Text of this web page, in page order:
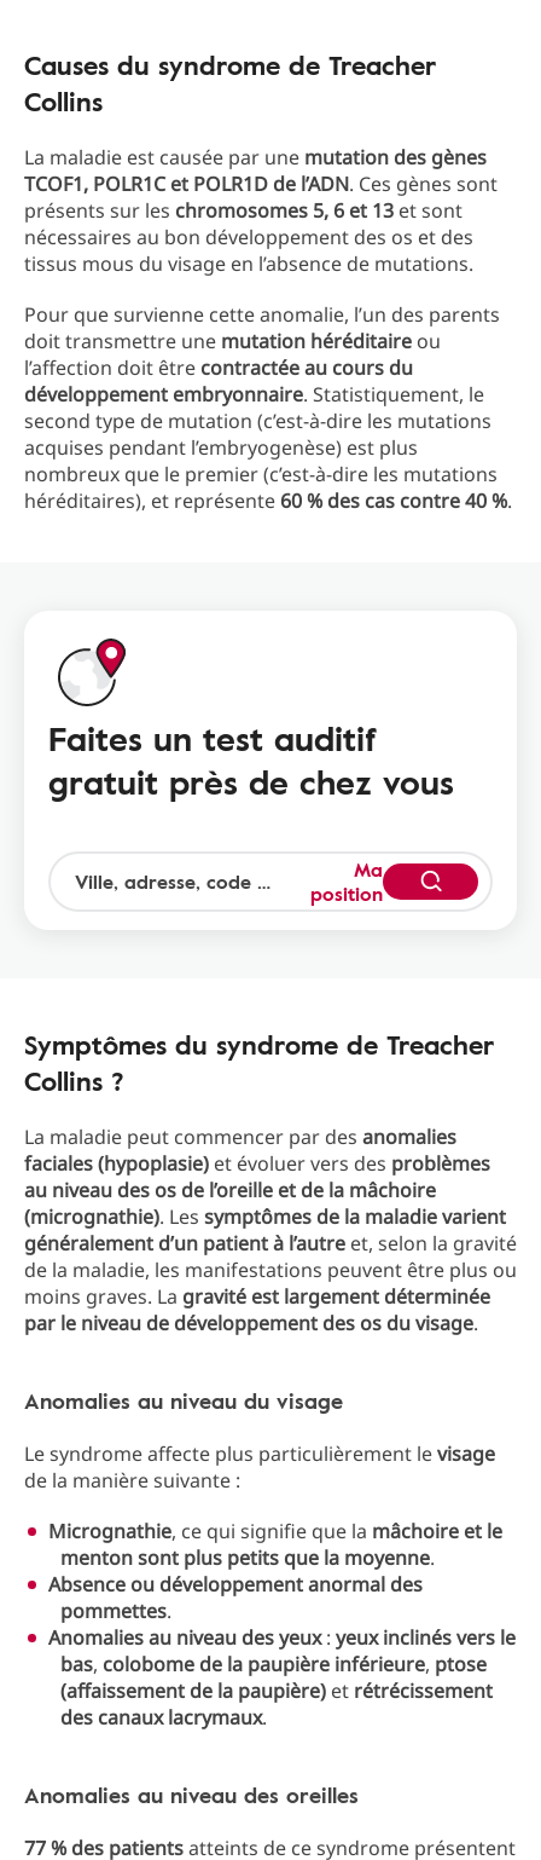
Causes du syndrome de Treacher
Collins
La maladie est causée par une mutation des gènes
TCOF1, POLR1C et POLR1D de l’ADN. Ces gènes sont
présents sur les chromosomes 5, 6 et 13 et sont
nécessaires au bon développement des os et des
tissus mous du visage en l’absence de mutations.
Pour que survienne cette anomalie, l’un des parents
doit transmettre une mutation héréditaire ou
l’affection doit être contractée au cours du
développement embryonnaire. Statistiquement, le
second type de mutation (c’est-à-dire les mutations
acquises pendant l’embryogenèse) est plus
nombreux que le premier (c’est-à-dire les mutations
héréditaires), et représente 60 % des cas contre 40 %.
Faites un test auditif
gratuit près de chez vous
Ma
position
Symptômes du syndrome de Treacher
Collins ?
La maladie peut commencer par des anomalies
faciales (hypoplasie) et évoluer vers des problèmes
au niveau des os de l’oreille et de la mâchoire
(micrognathie). Les symptômes de la maladie varient
généralement d’un patient à l’autre et, selon la gravité
de la maladie, les manifestations peuvent être plus ou
moins graves. La gravité est largement déterminée
par le niveau de développement des os du visage.
Anomalies au niveau du visage
Le syndrome affecte plus particulièrement levisage
de la manière suivante :
Micrognathie, ce qui signifie que la mâchoire et le
menton sont plus petits que la moyenne.
Absence ou développement anormal des
pommettes.
Anomalies au niveau des yeux: yeux inclinés vers le
bas, colobome de la paupière inférieure, ptose
(affaissement de la paupière) et rétrécissement
des canaux lacrymaux.
Anomalies au niveau des oreilles
77 % des patientsatteints de ce syndrome présentent